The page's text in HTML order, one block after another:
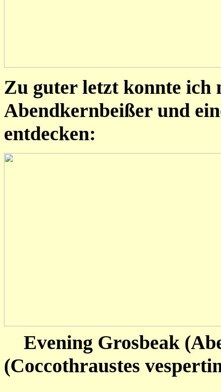
Zu guter letzt konnte ich
Abendkernbeißer und
entdecken:
Evening Grosbeak
(Coccothraustes